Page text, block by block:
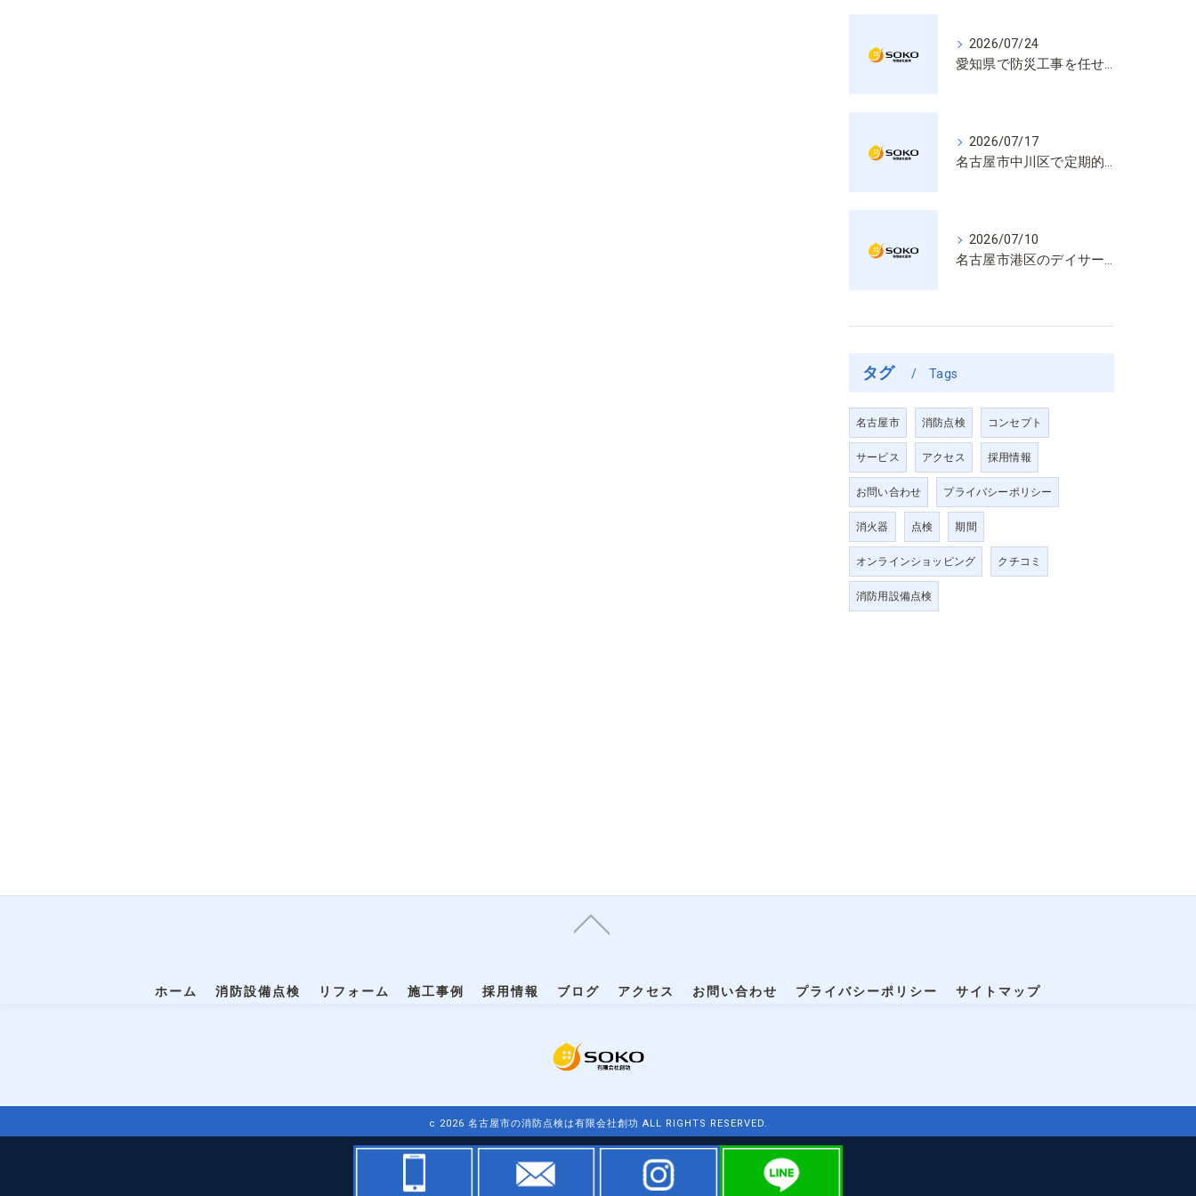
2026/07/24
愛知県で防災工事を任せるなら経験と技術で安心を提供する老舗業者
2026/07/17
名古屋市中川区で定期的な消防設備点検や整備はいざという時の命を守る安心管理
2026/07/10
名古屋市港区のデイサービス消防設備点検は消火器具や誘導灯も丁寧に作業を進めます
タグ Tags
名古屋市 消防点検 コンセプト
サービス アクセス 採用情報
お問い合わせ プライバシーポリシー
消火器 点検 期間
オンラインショッピング クチコミ
消防用設備点検
ホーム 消防設備点検 リフォーム 施工事例 採用情報 ブログ アクセス お問い合わせ プライバシーポリシー サイトマップ
c 2026 名古屋市の消防点検は有限会社創功 ALL RIGHTS RESERVED.